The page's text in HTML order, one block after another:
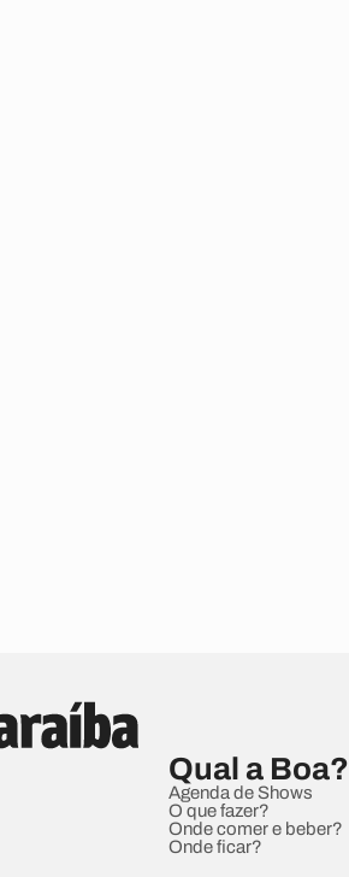
Qual a Boa?
Agenda de Shows
O que fazer?
Onde comer e beber?
Onde ficar?